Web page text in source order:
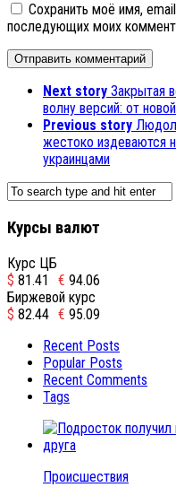
Сохранить моё имя,
последующих моих
Next story Закрытая
волну версий: от
Previous story
жестоко издеваются
украинцами
Курсы валют
Курс ЦБ
$ 81.41 € 94.06
Биржевой курс
$ 82.44 € 95.09
Recent Posts
Popular Posts
Recent Comments
Tags
Происшествия